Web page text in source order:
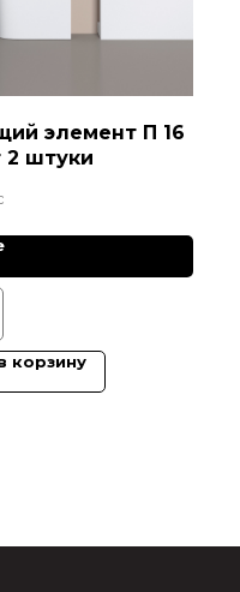
элемент П 16
2 штуки
корзину